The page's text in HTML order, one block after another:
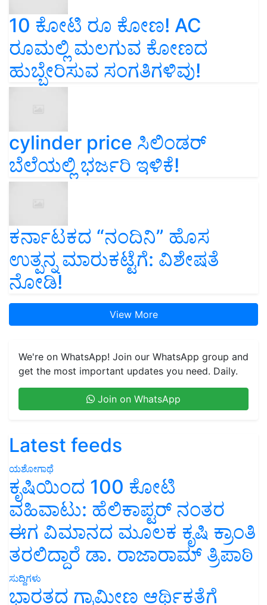
10 ಕೋಟಿ ರೂ ಕೋಣ! AC
ರೂಮಲ್ಲಿ ಮಲಗುವ ಕೋಣದ
ಹುಬ್ಬೇರಿಸುವ ಸಂಗತಿಗಳಿವು!
cylinder price ಸಿಲಿಂಡರ್‌
ಬೆಲೆಯಲ್ಲಿ ಭರ್ಜರಿ ಇಳಿಕೆ!
ಕರ್ನಾಟಕದ “ನಂದಿನಿ” ಹೊಸ
ಉತ್ಪನ್ನ ಮಾರುಕಟ್ಟೆಗೆ: ವಿಶೇಷತೆ
ನೋಡಿ!
View More
We're on WhatsApp! Join our WhatsApp group and
get the most important updates you need. Daily.
Join on WhatsApp
Latest feeds
ಯಶೋಗಾಥೆ
ಕೃಷಿಯಿಂದ 100 ಕೋಟಿ
ವಹಿವಾಟು: ಹೆಲಿಕಾಪ್ಟರ್ ನಂತರ
ಈಗ ವಿಮಾನದ ಮೂಲಕ ಕೃಷಿ ಕ್ರಾಂತಿ
ತರಲಿದ್ದಾರೆ ಡಾ. ರಾಜಾರಾಮ್ ತ್ರಿಪಾಠಿ
ಸುದ್ದಿಗಳು
ಭಾರತದ ಗ್ರಾಮೀಣ ಆರ್ಥಿಕತೆಗೆ